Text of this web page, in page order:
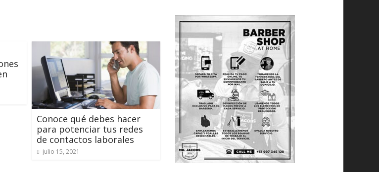
Conoce qué debes hacer
para potenciar tus redes
de contactos laborales
julio 15, 2021